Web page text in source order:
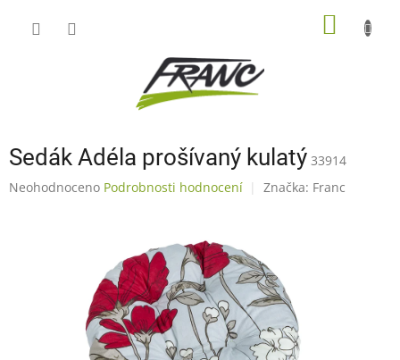
Sedák Adéla prošívaný kulatý 33914
Průměrné
Neohodnoceno Podrobnosti hodnocení Značka: Franc